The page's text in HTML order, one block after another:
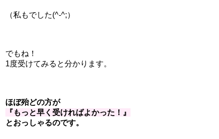
（私もでした(^-^;）
でもね！
1度受けてみると分かります。
ほぼ殆どの方が
『もっと早く受ければよかった！』
とおっしゃるのです。